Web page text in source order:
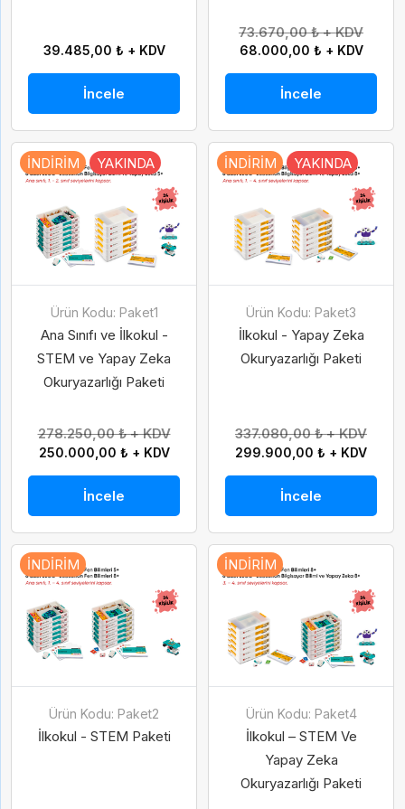
39.485,00 ₺ + KDV
İncele
73.670,00 ₺ + KDV
68.000,00 ₺ + KDV
İncele
İNDIRIM YAKINDA
Ürün Kodu: Paket1
Ana Sınıfı ve İlkokul -
STEM ve Yapay Zeka
Okuryazarlığı Paketi
278.250,00 ₺ + KDV
250.000,00 ₺ + KDV
İncele
İNDIRIM YAKINDA
Ürün Kodu: Paket3
İlkokul - Yapay Zeka
Okuryazarlığı Paketi
337.080,00 ₺ + KDV
299.900,00 ₺ + KDV
İncele
İNDIRIM
Ürün Kodu: Paket2
İlkokul - STEM Paketi
İNDIRIM
Ürün Kodu: Paket4
İlkokul – STEM Ve
Yapay Zeka
Okuryazarlığı Paketi